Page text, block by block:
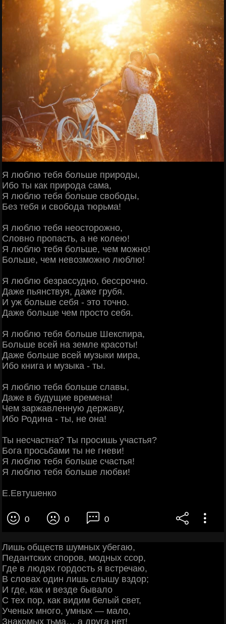
Я люблю тебя больше природы,
Ибо ты как природа сама,
Я люблю тебя больше свободы,
Без тебя и свобода тюрьма!
Я люблю тебя неосторожно,
Словно пропасть, а не колею!
Я люблю тебя больше, чем можно!
Больше, чем невозможно люблю!
Я люблю безрассудно, бессрочно.
Даже пьянствуя, даже грубя.
И уж больше себя - это точно.
Даже больше чем просто себя.
Я люблю тебя больше Шекспира,
Больше всей на земле красоты!
Даже больше всей музыки мира,
Ибо книга и музыка - ты.
Я люблю тебя больше славы,
Даже в будущие времена!
Чем заржавленную державу,
Ибо Родина - ты, не она!
Ты несчастна? Ты просишь участья?
Бога просьбами ты не гневи!
Я люблю тебя больше счастья!
Я люблю тебя больше любви!
Е.Евтушенко
0 0 0
Лишь обществ шумных убегаю,
Педантских споров, модных ссор,
Где в людях гордость я встречаю,
В словах один лишь слышу вздор;
И где, как и везде бывало
С тех пор, как видим белый свет,
Ученых много, умных — мало,
Знакомых тьма… а друга нет!